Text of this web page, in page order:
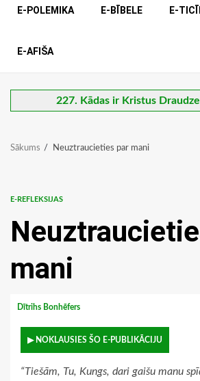
E-POLEMIKA E-BĪBELE E-
E-AFIŠA
227. Kādas ir Kristus
Sākums Neuztraucieties par mani
E-REFLEKSIJAS
mani
Dītrihs Bonhēfers
▶ NOKLAUSIES ŠO E-PUBLIKĀCIJU
“Tiešām, Tu, Kungs, dari gaišu manu